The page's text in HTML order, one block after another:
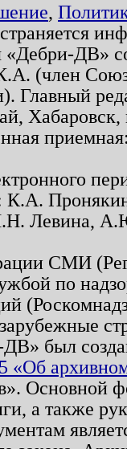
,
«Дебри-ДВ»
(член
Главный
К.А.
Левина,
СМИ
по
был
Основной
а также